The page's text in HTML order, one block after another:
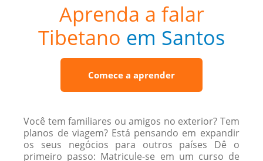
Aprenda a falar
Tibetano em Santos
Comece a aprender
Você tem familiares ou amigos no exterior? Tem
planos de viagem? Está pensando em expandir
os seus negócios para outros países Dê o
primeiro passo: Matricule-se em um curso de